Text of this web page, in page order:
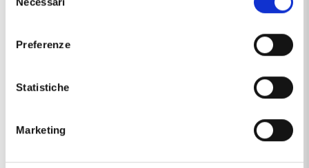
del
Preferenze
Statistiche
Marketing